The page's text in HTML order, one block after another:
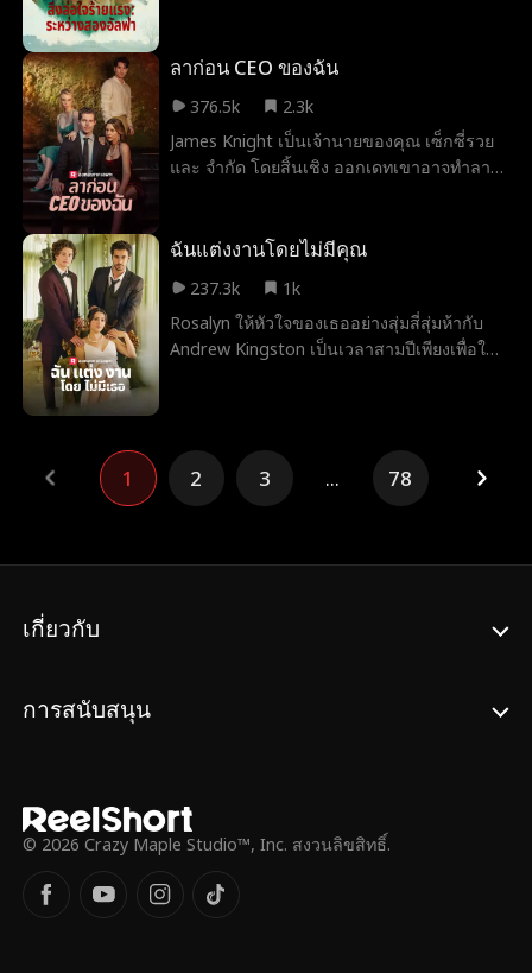
packless และตั้งครรภ์, Mia พบอัลฟ่าอีกคนที่
คนแปลกหน้าลึกลับคนนี้ได้หรือไม่? หรือว่าเธอ
เป็นผู้จำนำในเกมที่อันตราย?
ลาก่อน CEO ของฉัน
376.5k
2.3k
James Knight เป็นเจ้านายของคุณ เซ็กซี่รวย
และ จำกัด โดยสิ้นเชิง ออกเดทเขาอาจทำลาย
ร้ายไปกว่าการรู้ว่าคุณต้องการอะไรนอกจากรู้
ฉันแต่งงานโดยไม่มีคุณ
237.3k
1k
Rosalyn ให้หัวใจของเธออย่างสุ่มสี่สุ่มห้ากับ
Andrew Kingston เป็นเวลาสามปีเพียงเพื่อให้
1 2 3 ... 78
เกี่ยวกับ
การสนับสนุน
© 2026 Crazy Maple Studio™, Inc. สงวนลิขสิทธิ์.